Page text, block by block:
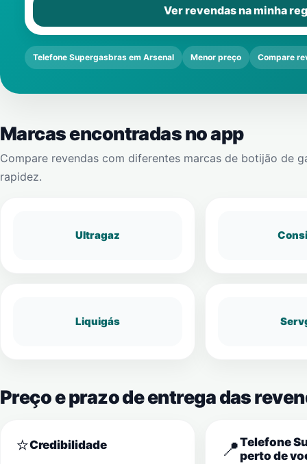
Ver revendas na minha
Telefone Supergasbras em Arsenal Menor preço Compare
Marcas encontradas no app
Compare revendas com diferentes marcas de botijão de
rapidez.
Ultragaz
Liquigás
Preço e prazo de entrega das
⭐Credibilidade 📍Telefone
perto de